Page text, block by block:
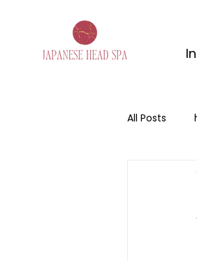
All Posts
san